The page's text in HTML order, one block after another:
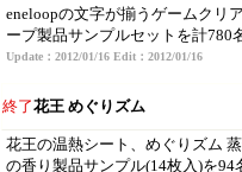
eneloopの文字が揃うゲームクリ
ープ製品サンプルセットを計780
Update：2012/01/16 Edit：2012/01/16
終了花王 めぐりズム
花王の温熱シート、めぐりズム
の香り製品サンプル(14枚入)を94